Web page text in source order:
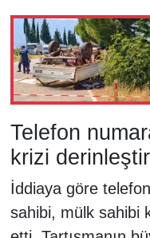
Telefon
krizi
İddiaya göre
sahibi, mülk sahibi